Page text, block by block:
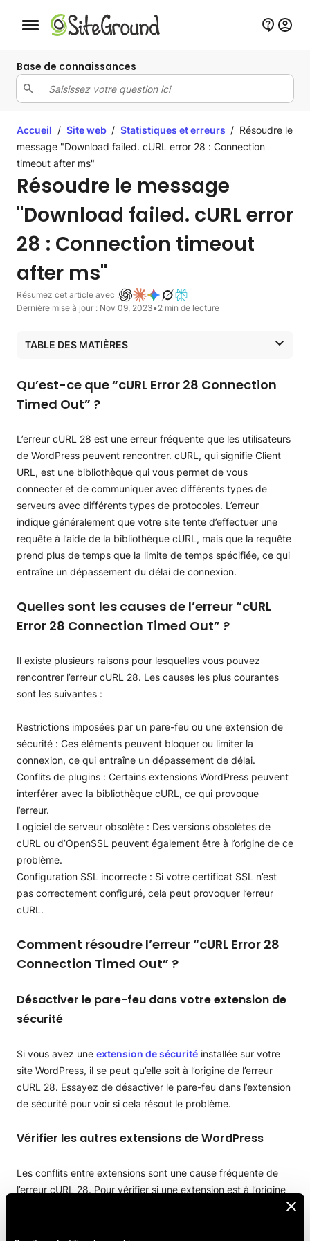
Bouton de navigation mobile
Base de connaissances
Accueil / Site web / Statistiques et erreurs / Résoudre le
message "Download failed. cURL error 28 : Connection
timeout after ms"
Résoudre le message
"Download failed. cURL error
28 : Connection timeout
after ms"
Résumez cet article avec :
Dernière mise à jour : Nov 09, 2023•2 min de lecture
TABLE DES MATIÈRES
Quelles sont les causes de l’erreur “cURL Error 28
Connection Timed Out” ?
Comment résoudre l’erreur “cURL Error 28 Connection
Qu’est-ce que “cURL Error 28 Connection
Timed Out” ?
L’erreur cURL 28 est une erreur fréquente que les utilisateurs
de WordPress peuvent rencontrer. cURL, qui signifie Client
URL, est une bibliothèque qui vous permet de vous
connecter et de communiquer avec différents types de
serveurs avec différents types de protocoles. L’erreur
indique généralement que votre site tente d’effectuer une
requête à l’aide de la bibliothèque cURL, mais que la requête
prend plus de temps que la limite de temps spécifiée, ce qui
entraîne un dépassement du délai de connexion.
Quelles sont les causes de l’erreur “cURL
Error 28 Connection Timed Out” ?
Il existe plusieurs raisons pour lesquelles vous pouvez
rencontrer l’erreur cURL 28. Les causes les plus courantes
sont les suivantes :
Restrictions imposées par un pare-feu ou une extension de
sécurité : Ces éléments peuvent bloquer ou limiter la
connexion, ce qui entraîne un dépassement de délai.
Conflits de plugins : Certains extensions WordPress peuvent
interférer avec la bibliothèque cURL, ce qui provoque
l’erreur.
Logiciel de serveur obsolète : Des versions obsolètes de
cURL ou d’OpenSSL peuvent également être à l’origine de ce
problème.
Configuration SSL incorrecte : Si votre certificat SSL n’est
pas correctement configuré, cela peut provoquer l’erreur
cURL.
Comment résoudre l’erreur “cURL Error 28
Connection Timed Out” ?
Désactiver le pare-feu dans votre extension de
sécurité
Si vous avez une extension de sécurité installée sur votre
site WordPress, il se peut qu’elle soit à l’origine de l’erreur
cURL 28. Essayez de désactiver le pare-feu dans l’extension
de sécurité pour voir si cela résout le problème.
Vérifier les autres extensions de WordPress
Les conflits entre extensions sont une cause fréquente de
l’erreur cURL 28. Pour vérifier si une extension est à l’origine
puis réactivez-les une à une, en vérifiant à chaque fois si